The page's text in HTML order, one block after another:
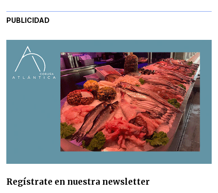
PUBLICIDAD
Regístrate en nuestra newsletter